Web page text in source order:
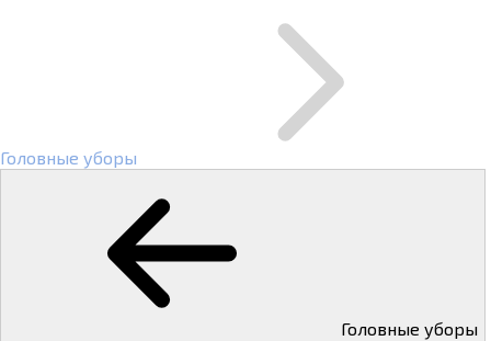
Головные уборы
Головные уборы